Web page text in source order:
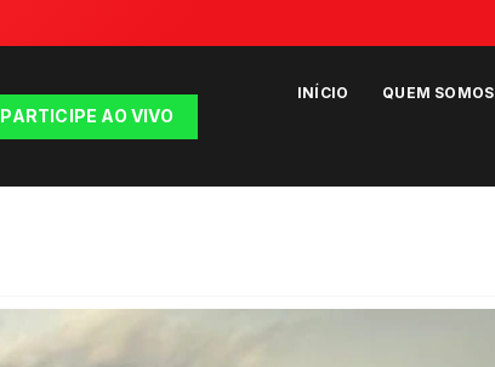
PARTICIPE AO VIVO
INÍCIO QUEM SOMOS